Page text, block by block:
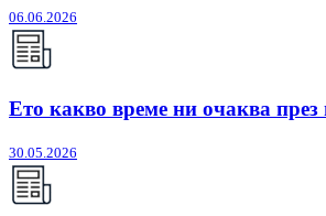
06.06.2026
Ето какво време ни очаква
30.05.2026